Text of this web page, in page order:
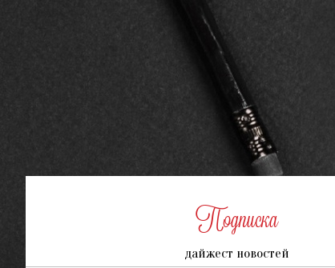
Подписка
дайжест новостей